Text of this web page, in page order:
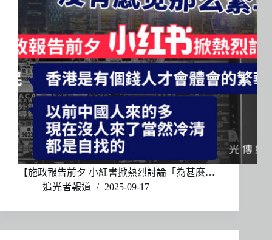
【施政報告前夕 小紅書掀熱烈討論「為甚麼…
追光者報道
2025-09-17